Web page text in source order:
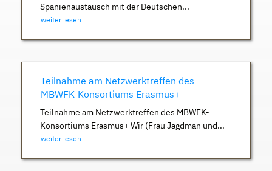
Spanienaustausch mit der Deutschen...
weiter lesen
Teilnahme am Netzwerktreffen des
MBWFK-Konsortiums Erasmus+
Teilnahme am Netzwerktreffen des MBWFK-
Konsortiums Erasmus+ Wir (Frau Jagdman und...
weiter lesen